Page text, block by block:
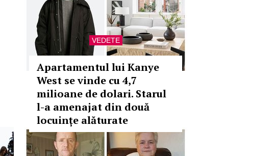
VEDETE
Apartamentul lui Kanye
West se vinde cu 4,7
milioane de dolari. Starul
l-a amenajat din două
locuințe alăturate